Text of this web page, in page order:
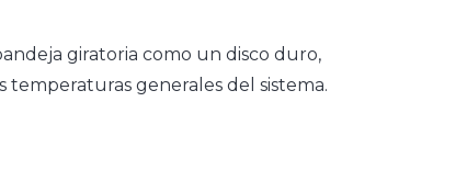
giratoria como un disco duro,
generales del sistema.